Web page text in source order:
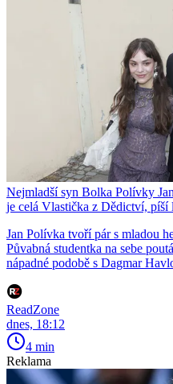
Nejmladší syn Bolka Polívky
je celá Vlastička z Dědictví, píší
Jan Polívka tvoří pár s mladou
Půvabná studentka na sebe
nápadné podobě s Dagmar
ReadZone
dnes, 18:12
4 min
Reklama